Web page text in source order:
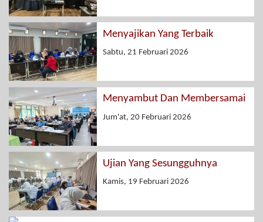
Menyajikan Yang Terbaik
Sabtu, 21 Februari 2026
Menyambut Dan Membersamai
Jum'at, 20 Februari 2026
Ujian Yang Sesungguhnya
Kamis, 19 Februari 2026